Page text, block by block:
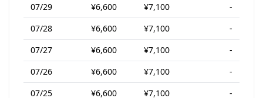
07/29
¥6,600 ¥7,100
-
07/28
¥6,600 ¥7,100
-
07/27
¥6,600 ¥7,100
-
07/26
¥6,600 ¥7,100
-
07/25
¥6,600 ¥7,100 -